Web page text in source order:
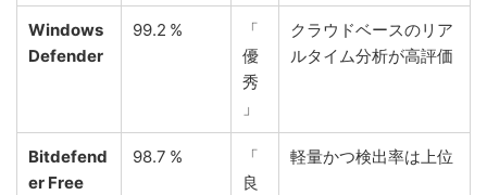
Windows
Defender
99.2 %
「
優
秀
」
クラウドベースのリア
ルタイム分析が高評価
Bitdefend
er Free
98.7 %
「
良
軽量かつ検出率は上位